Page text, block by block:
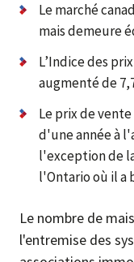
Le marché
mais demeure
L’Indice des
augmenté de
Le prix de vente
d'une année à
l'exception de
l'Ontario où il a
Le nombre de
l'entremise des